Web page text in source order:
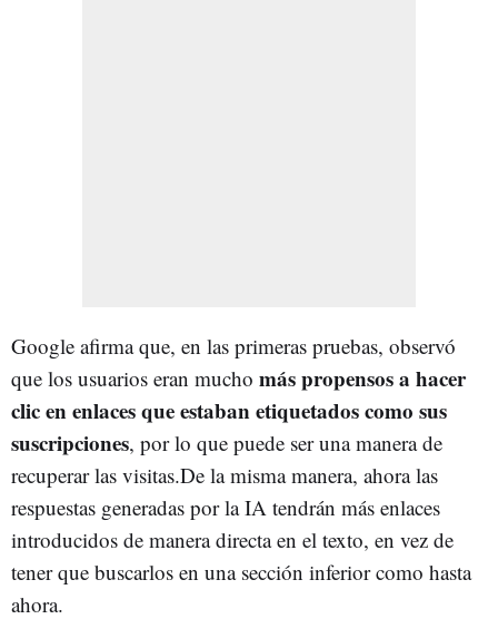
Google afirma que, en las primeras pruebas, observó
que los usuarios eran mucho más propensos a hacer
clic en enlaces que estaban etiquetados como sus
suscripciones, por lo que puede ser una manera de
recuperar las visitas.De la misma manera, ahora las
respuestas generadas por la IA tendrán más enlaces
introducidos de manera directa en el texto, en vez de
tener que buscarlos en una sección inferior como hasta
ahora.